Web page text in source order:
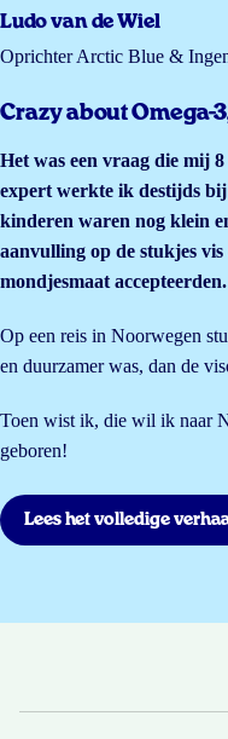
Ludo van de Wiel
Oprichter Arctic Blue &
Crazy about Omega-
Het was een vraag die mij
expert werkte ik destijds
kinderen waren nog klein
aanvulling op de stukjes
mondjesmaat accepteerden.
Op een reis in Noorwegen
en duurzamer was, dan de
Toen wist ik, die wil ik naar
geboren!
Lees het volledige